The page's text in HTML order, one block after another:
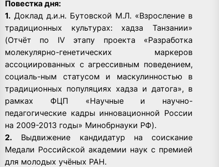
Повестка дня:
1. Доклад д.и.н. Бутовской М.Л. «Взросление в
традиционных культурах: хадза Танзании»
(Отчёт по IV этапу проекта «Разработка
молекулярно-генетических маркеров
ассоциированных с агрессивным поведением,
социаль-ным статусом и маскулинностью в
традиционных популяциях хадза и датога», в
рамках ФЦП «Научные и научно-
педагогические кадры инновационной России
на 2009-2013 годы» Минобрнауки РФ).
2. Выдвижение кандидатур на соискание
Медали Российской академии наук с премией
для молодых учёных РАН.